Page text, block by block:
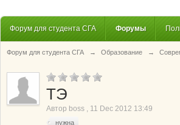
Форум для студента СГА Форумы
Форум для студента СГА → Образование →
ТЭ
Автор boss , 11 Dec 2012 13:49
нужна